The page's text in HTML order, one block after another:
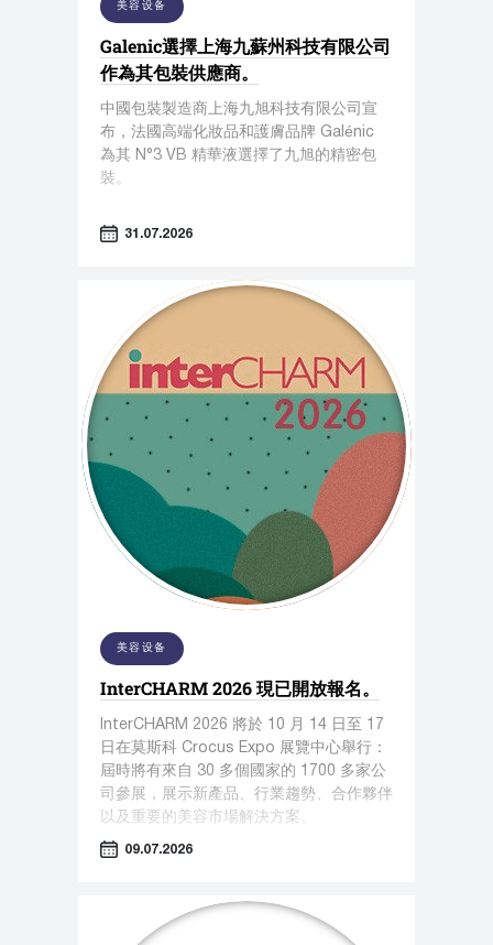
美容设备
Galenic選擇上海九蘇州科技有限公司
作為其包裝供應商。
中國包裝製造商上海九旭科技有限公司宣
布，法國高端化妝品和護膚品牌 Galénic
為其 N°3 VB 精華液選擇了九旭的精密包
裝。
31.07.2026
美容设备
InterCHARM 2026 現已開放報名。
InterCHARM 2026 將於 10 月 14 日至 17
日在莫斯科 Crocus Expo 展覽中心舉行：
屆時將有來自 30 多個國家的 1700 多家公
司參展，展示新產品、行業趨勢、合作夥伴
以及重要的美容市場解決方案。
09.07.2026